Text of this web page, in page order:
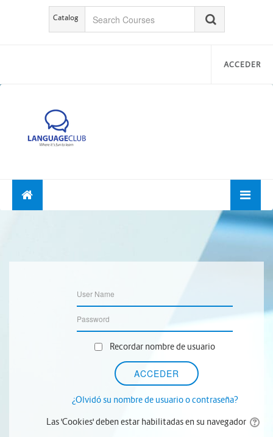
Catalog
ACCEDER
Recordar nombre de usuario
¿Olvidó su nombre de usuario o contraseña?
Las 'Cookies' deben estar habilitadas en su navegador